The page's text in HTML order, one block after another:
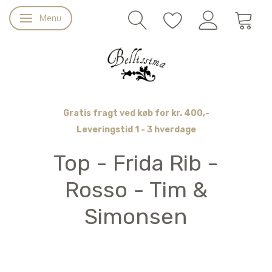
Skifte navigation
Menu
Gratis fragt ved køb for kr. 400,-
Leveringstid 1 - 3 hverdage
Top - Frida Rib -
Rosso - Tim &
Simonsen